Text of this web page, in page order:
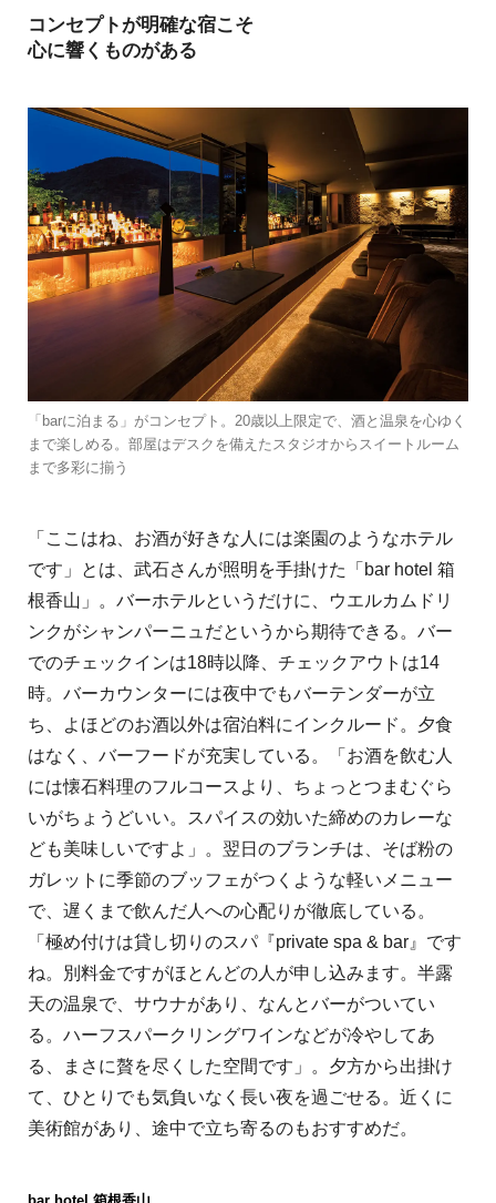
コンセプトが明確な宿こそ
心に響くものがある
「barに泊まる」がコンセプト。20歳以上限定で、酒と温泉を心ゆく
まで楽しめる。部屋はデスクを備えたスタジオからスイートルーム
まで多彩に揃う
「ここはね、お酒が好きな人には楽園のようなホテル
です」とは、武石さんが照明を手掛けた「bar hotel 箱
根香山」。バーホテルというだけに、ウエルカムドリ
ンクがシャンパーニュだというから期待できる。バー
でのチェックインは18時以降、チェックアウトは14
時。バーカウンターには夜中でもバーテンダーが立
ち、よほどのお酒以外は宿泊料にインクルード。夕食
はなく、バーフードが充実している。「お酒を飲む人
には懐石料理のフルコースより、ちょっとつまむぐら
いがちょうどいい。スパイスの効いた締めのカレーな
ども美味しいですよ」。翌日のブランチは、そば粉の
ガレットに季節のブッフェがつくような軽いメニュー
で、遅くまで飲んだ人への心配りが徹底している。
「極め付けは貸し切りのスパ『private spa & bar』です
ね。別料金ですがほとんどの人が申し込みます。半露
天の温泉で、サウナがあり、なんとバーがついてい
る。ハーフスパークリングワインなどが冷やしてあ
る、まさに贅を尽くした空間です」。夕方から出掛け
て、ひとりでも気負いなく長い夜を過ごせる。近くに
美術館があり、途中で立ち寄るのもおすすめだ。